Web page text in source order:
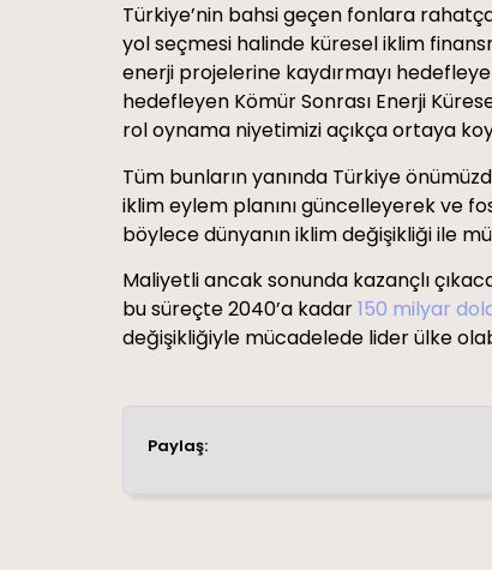
Türkiye’nin bahsi geçen fonlara
yol seçmesi halinde küresel iklim
enerji projelerine kaydırmayı
hedefleyen Kömür Sonrası Enerji
rol oynama niyetimizi açıkça ortaya
Tüm bunların yanında Türkiye
iklim eylem planını güncelleyerek ve
böylece dünyanın iklim değişikliği ile
Maliyetli ancak sonunda kazançlı
bu süreçte 2040’a kadar150 milyar
değişikliğiyle mücadelede lider ülke
Paylaş: